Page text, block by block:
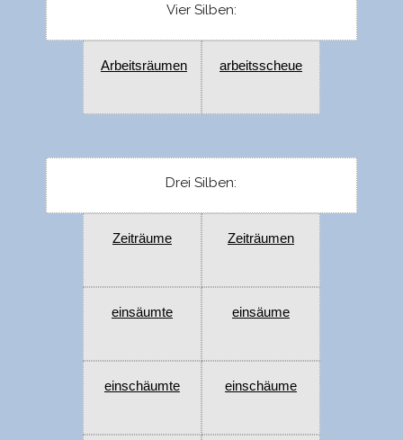
Vier Silben:
Arbeitsräumen arbeitsscheue
Drei Silben:
Zeiträume Zeiträumen
einsäumte einsäume
einschäumte einschäume